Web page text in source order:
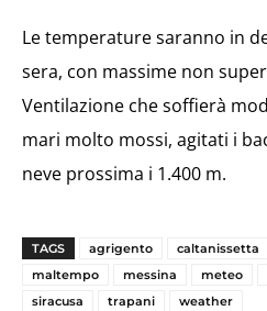
Le temperature saranno in
sera, con massime non
Ventilazione che soffierà
mari molto mossi, agitati i
neve prossima i 1.400 m.
TAGS agrigento caltanissetta
maltempo
messina meteo
siracusa
trapani weather